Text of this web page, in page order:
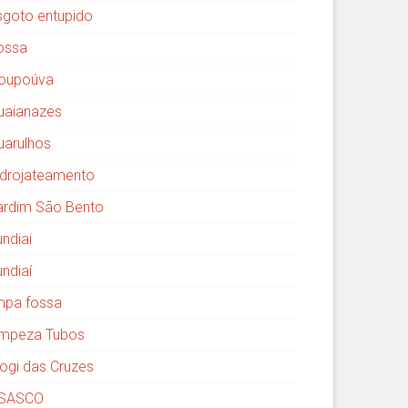
entupido
São Bento
fossa
Tubos
das Cruzes